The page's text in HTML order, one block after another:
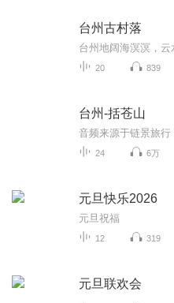
台州古村落
20 839
台州-括苍山
24 6万
元旦快乐2026
元旦祝福
12 319
元旦联欢会